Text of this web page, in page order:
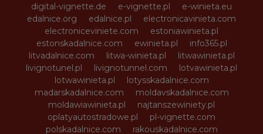
digital-vignette.de
e-vignette.pl
e-winieta.eu
edalnice.org
edalnice.pl
electronicavinieta.com
electroniceviniete.com
estoniawinieta.pl
estonskadalnice.com
ewinieta.pl
info365.pl
litvadalnice.com
litwa-winieta.pl
litwawinieta.pl
livignotunel.pl
livignotunnel.com
lotvawinieta.pl
lotwawinieta.pl
lotysskadalnice.com
madarskadalnice.com
moldavskadalnice.com
moldawiawinieta.pl
najtanszewiniety.pl
oplatyautostradowe.pl
pl-vignette.com
polskadalnice.com
rakouskadalnice.com